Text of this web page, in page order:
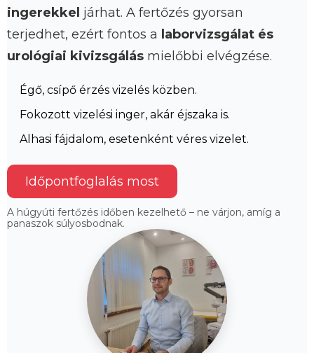
ingerekkel járhat. A fertőzés gyorsan
terjedhet, ezért fontos a laborvizsgálat és
urológiai kivizsgálás mielőbbi elvégzése.
Égő, csípő érzés vizelés közben.
Fokozott vizelési inger, akár éjszaka is.
Alhasi fájdalom, esetenként véres vizelet.
Időpontfoglalás most
A húgyúti fertőzés időben kezelhető – ne várjon, amíg a
panaszok súlyosbodnak.